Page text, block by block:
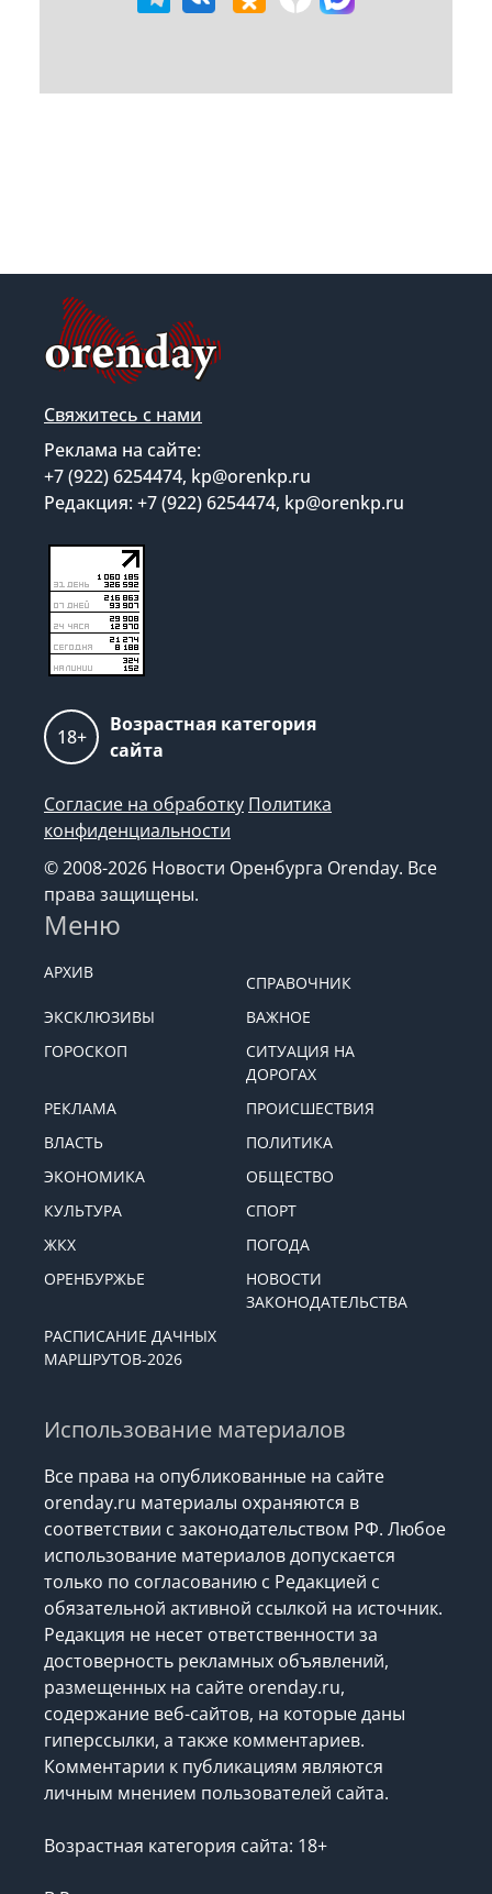
Свяжитесь с нами
Реклама на сайте:
+7 (922) 6254474, kp@orenkp.ru
Редакция: +7 (922) 6254474, kp@orenkp.ru
18+
Возрастная категория
сайта
Согласие на обработку Политика
конфиденциальности
© 2008-2026 Новости Оренбурга Orenday. Все
права защищены.
Меню
АРХИВ
СПРАВОЧНИК
ЭКСКЛЮЗИВЫ
ВАЖНОЕ
ГОРОСКОП
СИТУАЦИЯ НА
ДОРОГАХ
РЕКЛАМА
ПРОИСШЕСТВИЯ
ВЛАСТЬ
ПОЛИТИКА
ЭКОНОМИКА
ОБЩЕСТВО
КУЛЬТУРА
СПОРТ
ЖКХ
ПОГОДА
ОРЕНБУРЖЬЕ
НОВОСТИ
ЗАКОНОДАТЕЛЬСТВА
РАСПИСАНИЕ ДАЧНЫХ
МАРШРУТОВ-2026
Использование материалов
Все права на опубликованные на сайте
orenday.ru материалы охраняются в
соответствии с законодательством РФ. Любое
использование материалов допускается
только по согласованию с Редакцией с
обязательной активной ссылкой на источник.
Редакция не несет ответственности за
достоверность рекламных объявлений,
размещенных на сайте orenday.ru,
содержание веб-сайтов, на которые даны
гиперссылки, а также комментариев.
Комментарии к публикациям являются
личным мнением пользователей сайта.
Возрастная категория сайта: 18+